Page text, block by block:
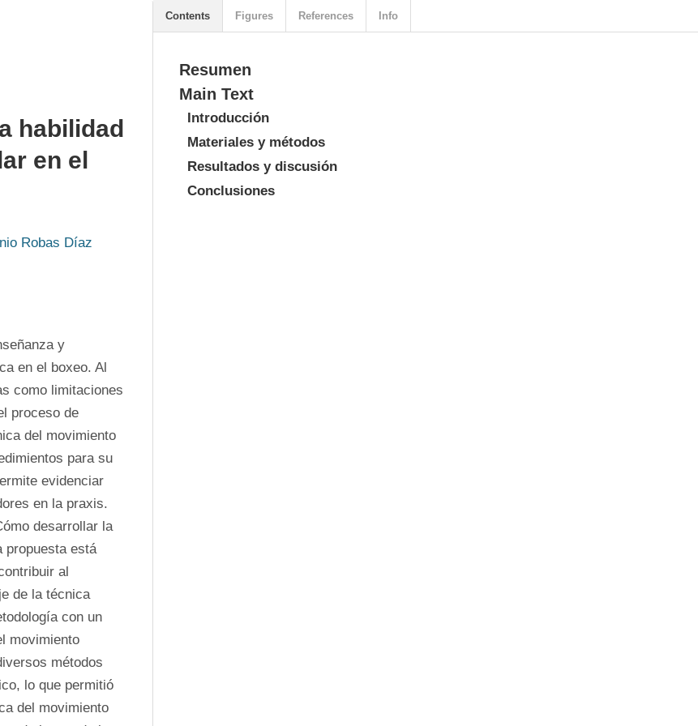
habilidad
en el
Robas Díaz
y
en el boxeo. Al
como limitaciones
proceso de
del movimiento
para su
evidenciar
en la praxis.
desarrollar la
propuesta está
al
de la técnica
con un
movimiento
métodos
lo que permitió
del movimiento
Resumen
Main Text
Introducción
Materiales y métodos
Resultados y discusión
Conclusiones
Contents Figures References Info